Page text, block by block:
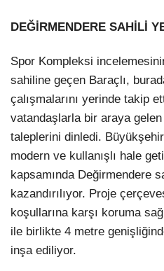
DEĞİRMENDERE SAHİLİ
Spor Kompleksi
sahiline geçen Baraçlı,
çalışmalarını yerinde takip
vatandaşlarla bir araya
taleplerini dinledi.
modern ve kullanışlı hale
kapsamında Değirmendere
kazandırılıyor. Proje
koşullarına karşı koruma
ile birlikte 4 metre
inşa ediliyor.